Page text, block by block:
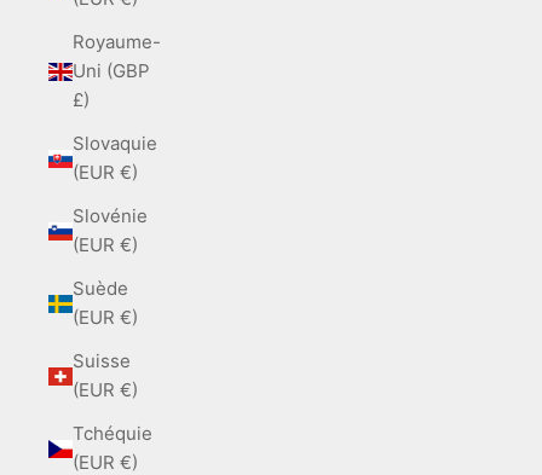
Royaume-
Uni (GBP
£)
Slovaquie
(EUR €)
Slovénie
(EUR €)
Suède
(EUR €)
Suisse
(EUR €)
Tchéquie
(EUR €)